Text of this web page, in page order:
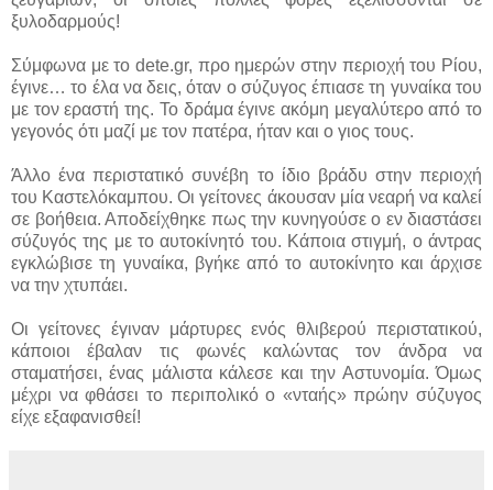
ξυλοδαρμούς!
Σύμφωνα με το dete.gr, προ ημερών στην περιοχή του Ρίου,
έγινε… το έλα να δεις, όταν ο σύζυγος έπιασε τη γυναίκα του
με τον εραστή της. Το δράμα έγινε ακόμη μεγαλύτερο από το
γεγονός ότι μαζί με τον πατέρα, ήταν και ο γιος τους.
Άλλο ένα περιστατικό συνέβη το ίδιο βράδυ στην περιοχή
του Καστελόκαμπου. Οι γείτονες άκουσαν μία νεαρή να καλεί
σε βοήθεια. Αποδείχθηκε πως την κυνηγούσε ο εν διαστάσει
σύζυγός της με το αυτοκίνητό του. Κάποια στιγμή, ο άντρας
εγκλώβισε τη γυναίκα, βγήκε από το αυτοκίνητο και άρχισε
να την χτυπάει.
Οι γείτονες έγιναν μάρτυρες ενός θλιβερού περιστατικού,
κάποιοι έβαλαν τις φωνές καλώντας τον άνδρα να
σταματήσει, ένας μάλιστα κάλεσε και την Αστυνομία. Όμως
μέχρι να φθάσει το περιπολικό ο «νταής» πρώην σύζυγος
είχε εξαφανισθεί!